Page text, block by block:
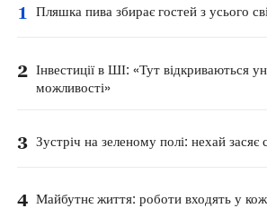
1 Пляшка пива збирає гостей з усього
2 Інвестиції в ШІ: «Тут відкриваються
можливості»
3 Зустріч на зеленому полі: нехай засяє
4 Майбутнє життя: роботи входять у